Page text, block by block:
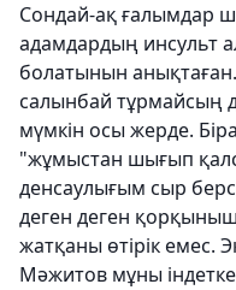
Сондай-ақ ғалымдар
адамдардың инсульт
болатынын
салынбай тұрмайсың
мүмкін осы жерде.
"жұмыстан шығып
денсаулығым сыр
деген деген
жатқаны өтірік емес.
Мәжитов мұны